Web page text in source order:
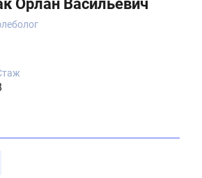
Орлан Васильевич